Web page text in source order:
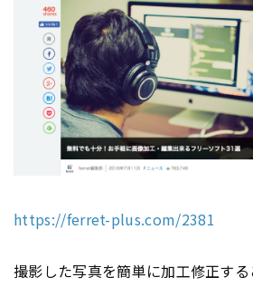
https://ferret-plus.com/2381
撮影した写真を簡単に加工修正す